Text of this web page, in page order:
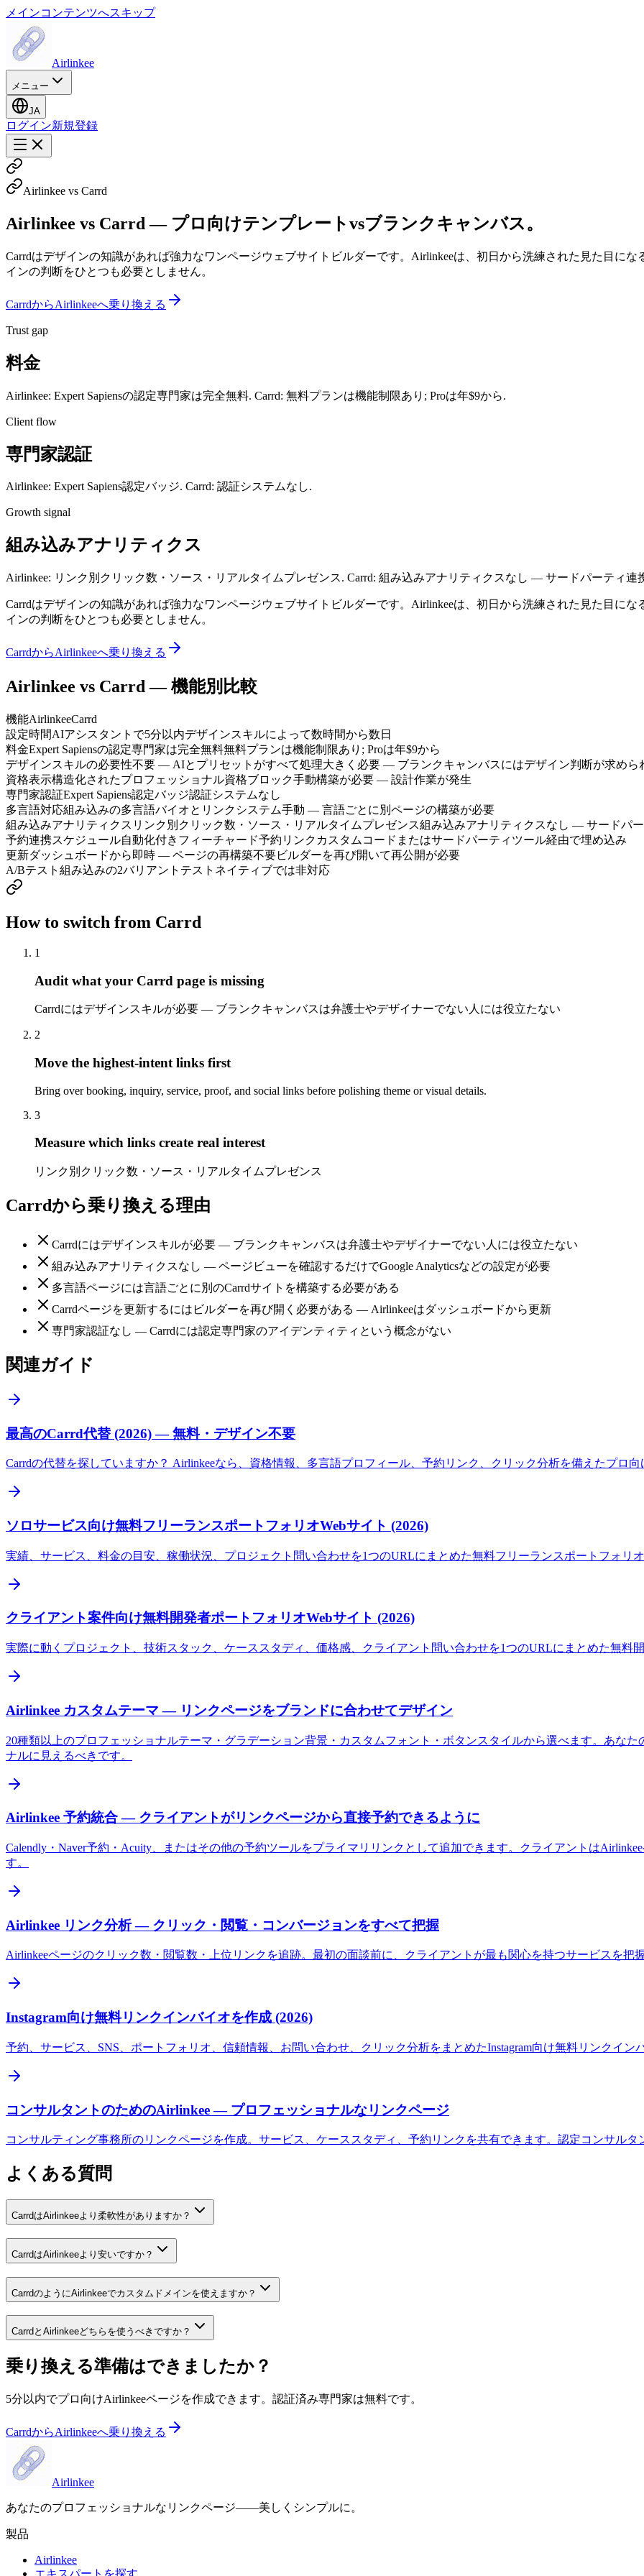
メインコンテンツへスキップ
Airlinkee
メニュー
JA
ログイン新規登録
Airlinkee vs Carrd
Airlinkee vs Carrd — プロ向けテンプレートvsブランクキャンバス。
Carrdはデザインの知識があれば強力なワンページウェブサイトビルダーです。Airlinkeeは、初日から洗練された見た目に
インの判断をひとつも必要としません。
CarrdからAirlinkeeへ乗り換える
Trust gap
料金
Airlinkee: Expert Sapiensの認定専門家は完全無料. Carrd: 無料プランは機能制限あり; Proは年$9から.
Client flow
専門家認証
Airlinkee: Expert Sapiens認定バッジ. Carrd: 認証システムなし.
Growth signal
組み込みアナリティクス
Airlinkee: リンク別クリック数・ソース・リアルタイムプレゼンス. Carrd: 組み込みアナリティクスなし — サードパーティ連
Carrdはデザインの知識があれば強力なワンページウェブサイトビルダーです。Airlinkeeは、初日から洗練された見た目に
インの判断をひとつも必要としません。
CarrdからAirlinkeeへ乗り換える
Airlinkee vs Carrd — 機能別比較
機能AirlinkeeCarrd
設定時間AIアシスタントで5分以内デザインスキルによって数時間から数日
料金Expert Sapiensの認定専門家は完全無料無料プランは機能制限あり; Proは年$9から
デザインスキルの必要性不要 — AIとプリセットがすべて処理大きく必要 — ブランクキャンバスにはデザイン判断が求めら
資格表示構造化されたプロフェッショナル資格ブロック手動構築が必要 — 設計作業が発生
専門家認証Expert Sapiens認定バッジ認証システムなし
多言語対応組み込みの多言語バイオとリンクシステム手動 — 言語ごとに別ページの構築が必要
組み込みアナリティクス リンク別クリック数・ソース・リアルタイムプレゼンス組み込みアナリティクスなし — サードパ
予約連携スケジュール自動化付きフィーチャード予約リンク カスタムコードまたはサードパーティツール経由で埋め込み
更新ダッシュボードから即時 — ページの再構築不要ビルダーを再び開いて再公開が必要
A/Bテスト 組み込みの2バリアントテスト ネイティブでは非対応
How to switch from Carrd
1
Audit what your Carrd page is missing
Carrdにはデザインスキルが必要 — ブランクキャンバスは弁護士やデザイナーでない人には役立たない
2
Move the highest-intent links first
Bring over booking, inquiry, service, proof, and social links before polishing theme or visual details.
3
Measure which links create real interest
リンク別クリック数・ソース・リアルタイムプレゼンス
Carrdから乗り換える理由
Carrdにはデザインスキルが必要 — ブランクキャンバスは弁護士やデザイナーでない人には役立たない
組み込みアナリティクスなし — ページビューを確認するだけでGoogle Analyticsなどの設定が必要
多言語ページには言語ごとに別のCarrdサイトを構築する必要がある
Carrdページを更新するにはビルダーを再び開く必要がある — Airlinkeeはダッシュボードから更新
専門家認証なし — Carrdには認定専門家のアイデンティティという概念がない
関連ガイド
最高のCarrd代替 (2026) — 無料・デザイン不要
Carrdの代替を探していますか？ Airlinkeeなら、資格情報、多言語プロフィール、予約リンク、クリック分析を備えたプロ向
ソロサービス向け無料フリーランスポートフォリオWebサイト (2026)
実績、サービス、料金の目安、稼働状況、プロジェクト問い合わせを1つのURLにまとめた無料フリーランスポートフォリオ
クライアント案件向け無料開発者ポートフォリオWebサイト (2026)
実際に動くプロジェクト、技術スタック、ケーススタディ、価格感、クライアント問い合わせを1つのURLにまとめた無料
Airlinkee カスタムテーマ — リンクページをブランドに合わせてデザイン
20種類以上のプロフェッショナルテーマ・グラデーション背景・カスタムフォント・ボタンスタイルから選べます。あな
ナルに見えるべきです。
Airlinkee 予約統合 — クライアントがリンクページから直接予約できるように
Calendly・Naver予約・Acuity、またはその他の予約ツールをプライマリリンクとして追加できます。クライアントは
す。
Airlinkee リンク分析 — クリック・閲覧・コンバージョンをすべて把握
Airlinkeeページのクリック数・閲覧数・上位リンクを追跡。最初の面談前に、クライアントが最も関心を持つサービスを把
Instagram向け無料リンクインバイオを作成 (2026)
予約、サービス、SNS、ポートフォリオ、信頼情報、お問い合わせ、クリック分析をまとめたInstagram向け無料リンクイン
コンサルタントのためのAirlinkee — プロフェッショナルなリンクページ
コンサルティング事務所のリンクページを作成。サービス、ケーススタディ、予約リンクを共有できます。認定コンサルタ
よくある質問
CarrdはAirlinkeeより柔軟性がありますか？
CarrdはAirlinkeeより安いですか？
CarrdのようにAirlinkeeでカスタムドメインを使えますか？
CarrdとAirlinkeeどちらを使うべきですか？
乗り換える準備はできましたか？
5分以内でプロ向けAirlinkeeページを作成できます。認証済み専門家は無料です。
CarrdからAirlinkeeへ乗り換える
Airlinkee
あなたのプロフェッショナルなリンクページ——美しくシンプルに。
製品
Airlinkee
エキスパートを探す